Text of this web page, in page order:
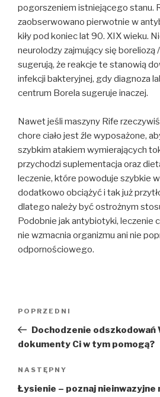
pogorszeniem istniejącego stanu.
zaobserwowano pierwotnie w
kiły pod koniec lat 90. XIX wieku.
neurolodzy zajmujący się boreliozą
sugerują, że reakcje te stanowią
infekcji bakteryjnej, gdy diagnoza
centrum Borela sugeruje inaczej.
Nawet jeśli maszyny Rife
chore ciało jest źle wyposażone,
szybkim atakiem wymierających
przychodzi suplementacja oraz
leczenie, które powoduje szybkie
dodatkowo obciążyć i tak już
dlatego należy być ostrożnym
Podobnie jak antybiotyki, leczenie
nie wzmacnia organizmu ani nie
odpornościowego.
Poprzedni
wpis
POPRZEDNI
Dochodzenie odszkodowań
dokumenty Ci w tym pomogą?
Następny
wpis
NASTĘPNY
Łysienie – poznaj nieinwazyjne